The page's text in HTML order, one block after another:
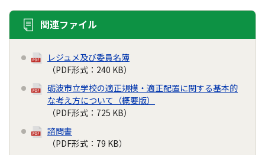
関連ファイル
レジュメ及び委員名簿
（PDF形式：240 KB）
砺波市立学校の適正規模・適正配置に関する基本的
な考え方について（概要版）
（PDF形式：725 KB）
諮問書
（PDF形式：79 KB）